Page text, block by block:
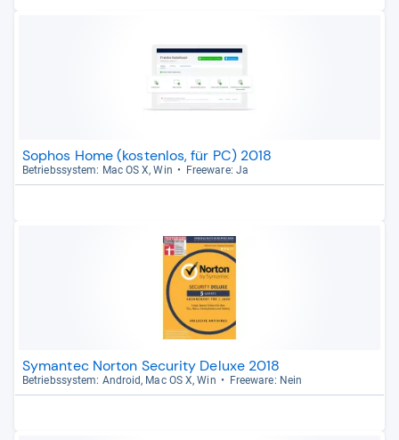
Sophos Home (kostenlos, für PC) 2018
Betriebs­sys­tem: Mac OS X, Win Free­ware: Ja
Symantec Norton Security Deluxe 2018
Betriebs­sys­tem: Android, Mac OS X, Win Free­ware: Nein